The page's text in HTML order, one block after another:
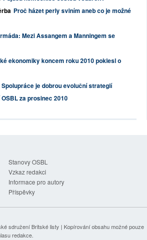
Proč házet perly sviním aneb co je možné
Mezi Assangem a Manningem se
ekonomiky koncem roku 2010 poklesl o
Spolupráce je dobrou evoluční strategií
za prosinec 2010
Stanovy OSBL
Vzkaz redakci
Informace pro autory
Příspěvky
sdružení Britské listy | Kopírování obsahu možné pouze
redakce.